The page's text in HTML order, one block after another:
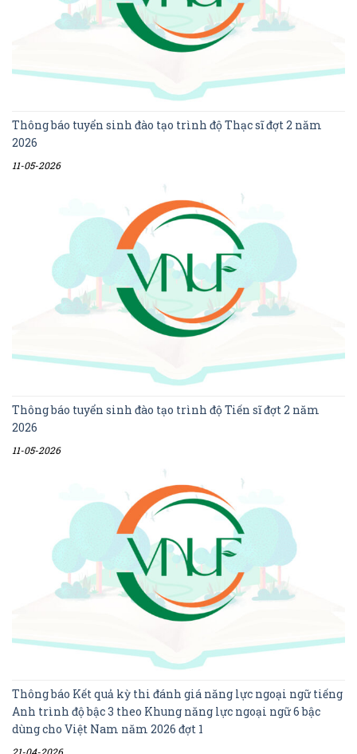
Thông báo tuyển sinh đào tạo trình độ Thạc sĩ đợt 2 năm
2026
11-05-2026
Thông báo tuyển sinh đào tạo trình độ Tiến sĩ đợt 2 năm
2026
11-05-2026
Thông báo Kết quả kỳ thi đánh giá năng lực ngoại ngữ tiếng
Anh trình độ bậc 3 theo Khung năng lực ngoại ngữ 6 bậc
dùng cho Việt Nam năm 2026 đợt 1